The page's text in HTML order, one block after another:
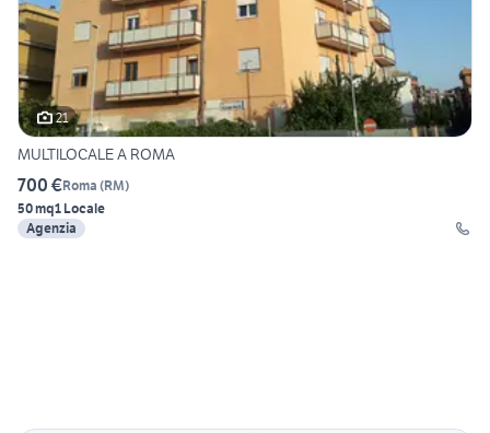
21
MULTILOCALE A ROMA
700 €Roma (RM)
50 mq1 Locale
Agenzia